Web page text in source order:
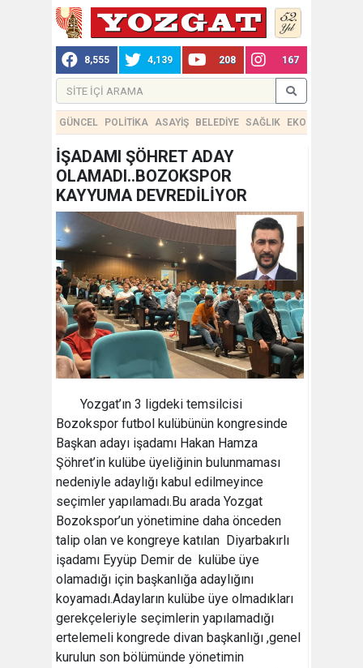
8,555 4,139 208 167
GÜNCEL POLİTİKA ASAYİŞ BELEDİYE SAĞLIK EKONOMİ
İŞADAMI ŞÖHRET ADAY
OLAMADI..BOZOKSPOR
KAYYUMA DEVREDİLİYOR
Yozgat’ın 3 ligdeki temsilcisi
Bozokspor futbol kulübünün kongresinde
Başkan adayı işadamı Hakan Hamza
Şöhret’in kulübe üyeliğinin bulunmaması
nedeniyle adaylığı kabul edilmeyince
seçimler yapılamadı.Bu arada Yozgat
Bozokspor’un yönetimine daha önceden
talip olan ve kongreye katılan Diyarbakırlı
işadamı Eyyüp Demir de kulübe üye
olamadığı için başkanlığa adaylığını
koyamadı.Adayların kulübe üye olmadıkları
gerekçeleriyle seçimlerin yapılamadığı
ertelemeli kongrede divan başkanlığı ,genel
kurulun son bölümünde yönetimin